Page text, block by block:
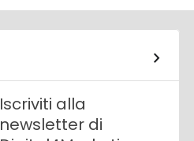
Iscriviti alla
newsletter di